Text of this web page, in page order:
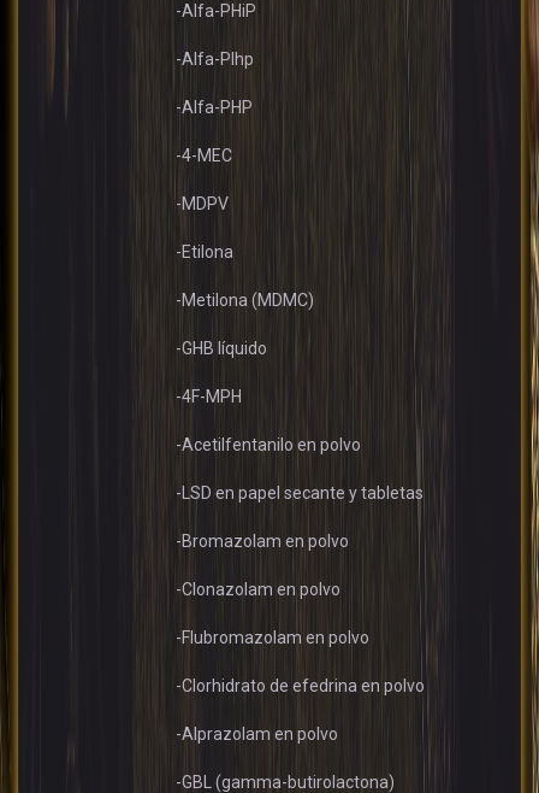
-Alfa-PHiP
-Alfa-PIhp
-Alfa-PHP
-4-MEC
-MDPV
-Etilona
-Metilona (MDMC)
-GHB líquido
-4F-MPH
-Acetilfentanilo en polvo
-LSD en papel secante y tabletas
-Bromazolam en polvo
-Clonazolam en polvo
-Flubromazolam en polvo
-Clorhidrato de efedrina en polvo
-Alprazolam en polvo
-GBL (gamma-butirolactona)